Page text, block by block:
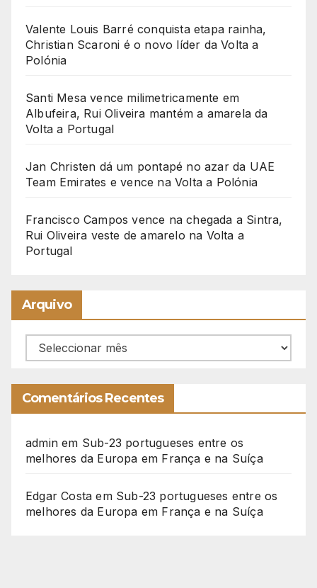
Valente Louis Barré conquista etapa rainha,
Christian Scaroni é o novo líder da Volta a
Polónia
Santi Mesa vence milimetricamente em
Albufeira, Rui Oliveira mantém a amarela da
Volta a Portugal
Jan Christen dá um pontapé no azar da UAE
Team Emirates e vence na Volta a Polónia
Francisco Campos vence na chegada a Sintra,
Rui Oliveira veste de amarelo na Volta a
Portugal
Arquivo
Arquivo
Comentários Recentes
admin em Sub-23 portugueses entre os
melhores da Europa em França e na Suíça
Edgar Costa em Sub-23 portugueses entre os
melhores da Europa em França e na Suíça